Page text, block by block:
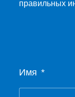
правильных
Имя